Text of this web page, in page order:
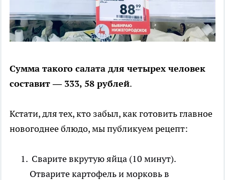
Сумма такого салата для четырех человек
составит — 333, 58 рублей.
Кстати, для тех, кто забыл, как готовить главное
новогоднее блюдо, мы публикуем рецепт:
Сварите вкрутую яйца (10 минут).
Отварите картофель и морковь в